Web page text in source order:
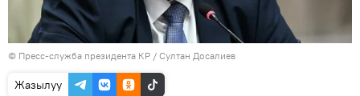
© Пресс-служба президента КР / Султан Досалиев
Жазылуу